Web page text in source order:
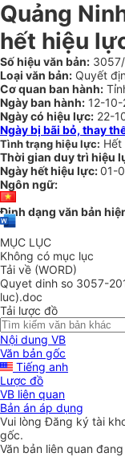
Quảng
hết hiệu
Số hiệu văn bản:
Loại văn bản: Quyết
Cơ quan ban hành:
Ngày ban hành: 12-
Ngày có hiệu lực: 22-
Ngày bị bãi bỏ, thay
Tình trạng hiệu lực: Hết
Thời gian duy trì hiệu
Ngày hết hiệu lực:01-
Ngôn ngữ:
Định dạng văn bản
MỤC LỤC
Không có mục lục
Tải về (WORD)
Quyet dinh so 3057-
luc).doc
Tải lược đồ
Nội dung VB
Văn bản gốc
Tiếng anh
Lược đồ
VB liên quan
Bản án áp dụng
Vui lòngĐăng ký tài
gốc.
Văn bản liên quan